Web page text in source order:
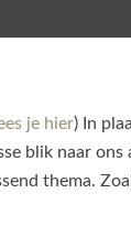
je hier) In
blik naar ons
thema.